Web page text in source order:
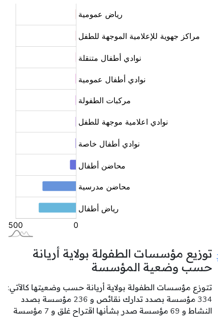
توزيع مؤسسات الطفولة بولاية أريانة
حسب وضعية المؤسسة
تتوزع مؤسسات الطفولة بولاية أريانة حسب وضعيتها كالآتي:
334 مؤسسة بصدد تدارك نقائص و 236 مؤسسة بصدد
النشاط و 69 مؤسسة صدر بشأنها اقتراح غلق و 7 مؤسسة